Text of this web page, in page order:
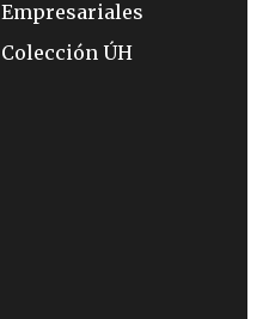
Empresariales
Colección ÚH